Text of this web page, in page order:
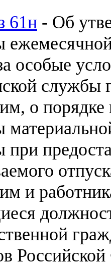
61н - Об
особые
службы
о порядке
при
и